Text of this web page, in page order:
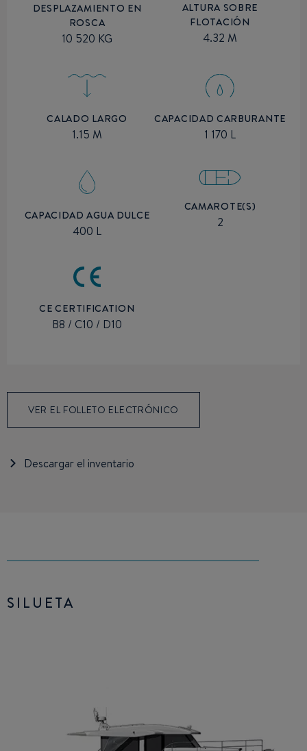
DESPLAZAMIENTO EN
ROSCA
10 520 KG
ALTURA SOBRE
FLOTACIÓN
4.32 M
CALADO LARGO
1.15 M
CAPACIDAD CARBURANTE
1 170 L
CAPACIDAD AGUA DULCE
400 L
CAMAROTE(S)
2
CE CERTIFICATION
B8 / C10 / D10
VER EL FOLLETO ELECTRÓNICO
Descargar el inventario
SILUETA